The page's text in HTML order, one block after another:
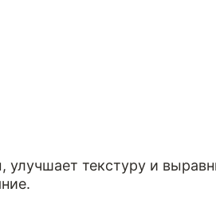
текстуру и